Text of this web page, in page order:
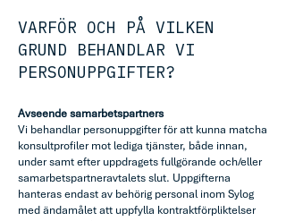
VARFÖR OCH PÅ VILKEN
GRUND BEHANDLAR VI
PERSONUPPGIFTER?
Avseende samarbetspartners
Vi behandlar personuppgifter för att kunna matcha
konsultprofiler mot lediga tjänster, både innan,
under samt efter uppdragets fullgörande och/eller
samarbetspartneravtalets slut. Uppgifterna
hanteras endast av behörig personal inom Sylog
med ändamålet att uppfylla kontraktförpliktelser